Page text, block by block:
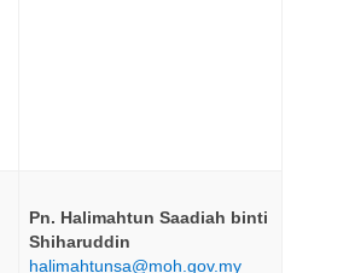
Pn. Halimahtun Saadiah binti
Shiharuddin
halimahtunsa@moh.gov.my